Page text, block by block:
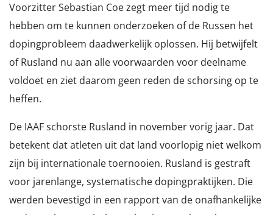
Voorzitter Sebastian Coe zegt meer tijd nodig te
hebben om te kunnen onderzoeken of de Russen het
dopingprobleem daadwerkelijk oplossen. Hij betwijfelt
of Rusland nu aan alle voorwaarden voor deelname
voldoet en ziet daarom geen reden de schorsing op te
heffen.
De IAAF schorste Rusland in november vorig jaar. Dat
betekent dat atleten uit dat land voorlopig niet welkom
zijn bij internationale toernooien. Rusland is gestraft
voor jarenlange, systematische dopingpraktijken. Die
werden bevestigd in een rapport van de onafhankelijke